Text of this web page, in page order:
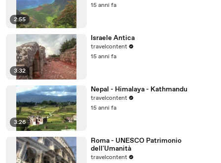
2:55
15 anni fa
3:32
Israele Antica
travelcontent
15 anni fa
3:26
Nepal - Himalaya - Kathmandu
travelcontent
15 anni fa
Roma - UNESCO Patrimonio
dell'Umanità
travelcontent